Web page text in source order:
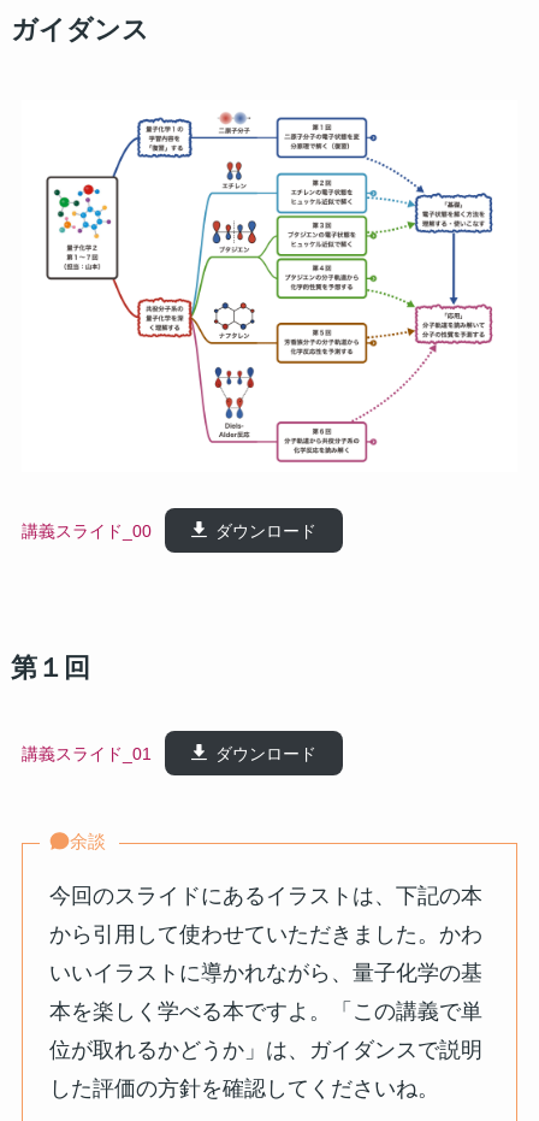
ガイダンス
講義スライド_00 ダウンロード
第１回
講義スライド_01 ダウンロード
余談
今回のスライドにあるイラストは、下記の本
から引用して使わせていただきました。かわ
いいイラストに導かれながら、量子化学の基
本を楽しく学べる本ですよ。「この講義で単
位が取れるかどうか」は、ガイダンスで説明
した評価の方針を確認してくださいね。